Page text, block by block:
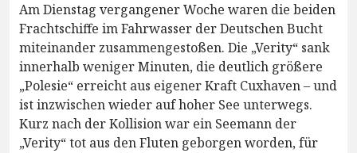
Am Dienstag vergangener Woche waren die beiden
Frachtschiffe im Fahrwasser der Deutschen Bucht
miteinander zusammengestoßen. Die „Verity“ sank
innerhalb weniger Minuten, die deutlich größere
„Polesie“ erreicht aus eigener Kraft Cuxhaven – und
ist inzwischen wieder auf hoher See unterwegs.
Kurz nach der Kollision war ein Seemann der
„Verity“ tot aus den Fluten geborgen worden, für